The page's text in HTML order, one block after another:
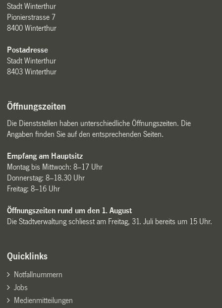
Stadt Winterthur
Pionierstrasse 7
8400 Winterthur
Postadresse
Stadt Winterthur
8403 Winterthur
Öffnungszeiten
Die Dienststellen haben unterschiedliche Öffnungszeiten. Die
Angaben finden Sie auf den entsprechenden Seiten.
Empfang am Hauptsitz
Montag bis Mittwoch: 8–17 Uhr
Donnerstag: 8–18.30 Uhr
Freitag: 8–16 Uhr
Öffnungszeiten rund um den 1. August
Die Stadtverwaltung schliesst am Freitag, 31. Juli bereits um 15 Uhr.
Quicklinks
Notfallnummern
Jobs
Medienmitteilungen